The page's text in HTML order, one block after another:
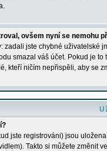
ovšem nyní se nemohu
zadali jste chybné uživatelské
smazal váš účet. Pokud je
kteří ničím nepřispěli, aby se
jste registrováni) jsou
Takto si můžete změnit